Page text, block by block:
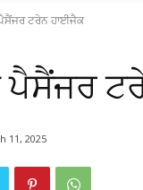
ਪੈਸੈਂਜਰ ਟਰੇਨ ਹਾਈਜੈਕ
ਪੈਸੈਂਜਰ
11, 2025